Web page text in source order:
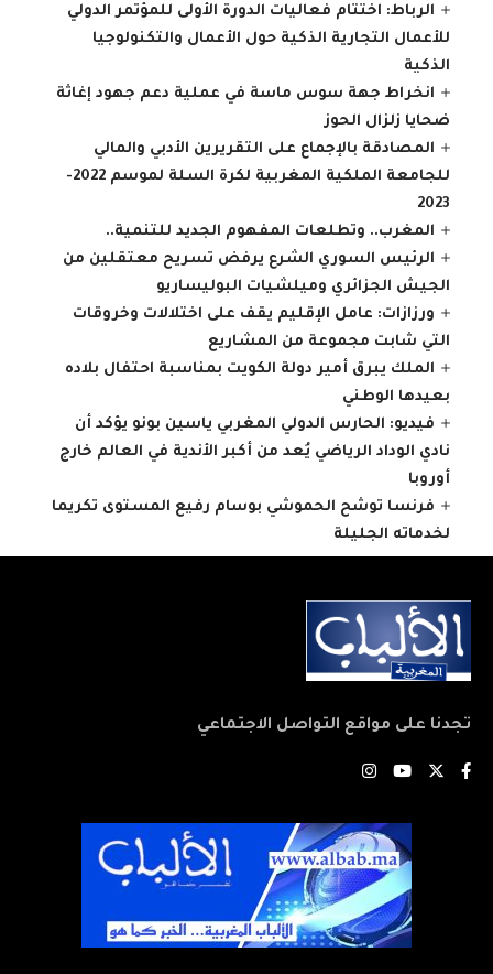
الرباط: اختتام فعاليات الدورة الأولى للمؤتمر الدولي
للأعمال التجارية الذكية حول الأعمال والتكنولوجيا
الذكية
انخراط جهة سوس ماسة في عملية دعم جهود إغاثة
ضحايا زلزال الحوز
المصادقة بالإجماع على التقريرين الأدبي والمالي
للجامعة الملكية المغربية لكرة السلة لموسم 2022-
2023
المغرب.. وتطلعات المفهوم الجديد للتنمية..
الرئيس السوري الشرع يرفض تسريح معتقلين من
الجيش الجزائري وميلشيات البوليساريو
ورزازات: عامل الإقليم يقف على اختلالات وخروقات
التي شابت مجموعة من المشاريع
الملك يبرق أمير دولة الكويت بمناسبة احتفال بلاده
بعيدها الوطني
فيديو: الحارس الدولي المغربي ياسين بونو يؤكد أن
نادي الوداد الرياضي يُعد من أكبر الأندية في العالم خارج
أوروبا
فرنسا توشح الحموشي بوسام رفيع المستوى تكريما
لخدماته الجليلة
تجدنا على مواقع التواصل الاجتماعي